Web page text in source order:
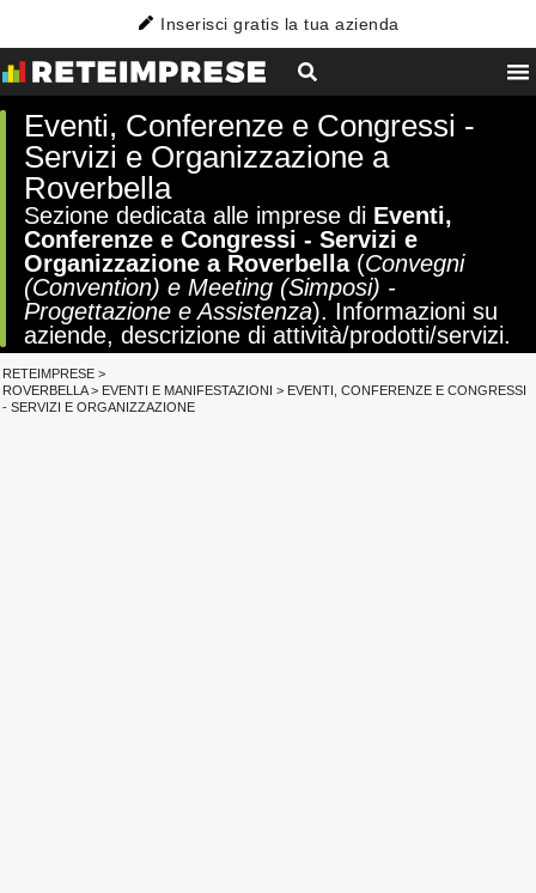
Inserisci gratis la tua azienda
Eventi, Conferenze e Congressi -
Servizi e Organizzazione a
Roverbella
Sezione dedicata alle imprese di Eventi,
Conferenze e Congressi - Servizi e
Organizzazione a Roverbella(Convegni
(Convention) e Meeting (Simposi) -
Progettazione e Assistenza). Informazioni su
aziende, descrizione di attività/prodotti/servizi.
RETEIMPRESE >
ROVERBELLA> EVENTI E MANIFESTAZIONI > EVENTI, CONFERENZE E CONGRESSI
- SERVIZI E ORGANIZZAZIONE